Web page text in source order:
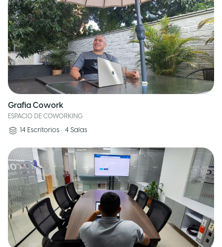
Grafia Cowork
ESPACIO DE COWORKING
14 Escritorios • 4 Salas